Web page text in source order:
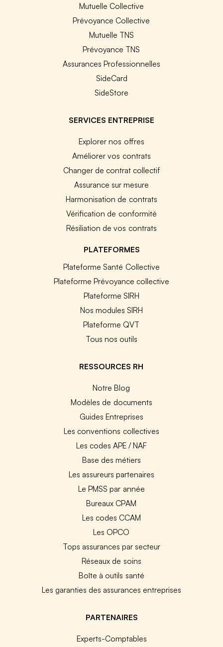
Mutuelle Collective
Prévoyance Collective
Mutuelle TNS
Prévoyance TNS
Assurances Professionnelles
SideCard
SideStore
SERVICES ENTREPRISE
Explorer nos offres
Améliorer vos contrats
Changer de contrat collectif
Assurance sur mesure
Harmonisation de contrats
Vérification de conformité
Résiliation de vos contrats
PLATEFORMES
Plateforme Santé Collective
Plateforme Prévoyance collective
Plateforme SIRH
Nos modules SIRH
Plateforme QVT
Tous nos outils
RESSOURCES RH
Notre Blog
Modèles de documents
Guides Entreprises
Les conventions collectives
Les codes APE / NAF
Base des métiers
Les assureurs partenaires
Le PMSS par année
Bureaux CPAM
Les codes CCAM
Les OPCO
Tops assurances par secteur
Réseaux de soins
Boîte à outils santé
Les garanties des assurances entreprises
PARTENAIRES
Experts-Comptables